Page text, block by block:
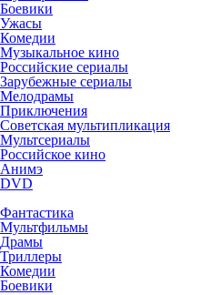
Боевики
Ужасы
Комедии
Музыкальное кино
Российские сериалы
Зарубежные сериалы
Мелодрамы
Приключения
Советская мультипликация
Мультсериалы
Российское кино
Анимэ
DVD
Фантастика
Мультфильмы
Драмы
Триллеры
Комедии
Боевики